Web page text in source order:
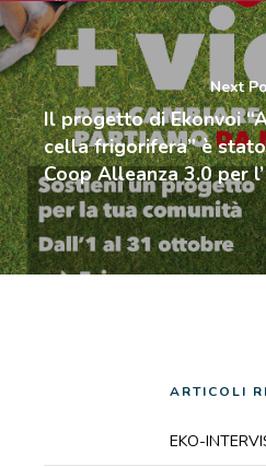
Next
Il progetto di Ekonvoi
cella frigorifera” è
Coop Alleanza 3.0 per
ARTICOLI
EKO-